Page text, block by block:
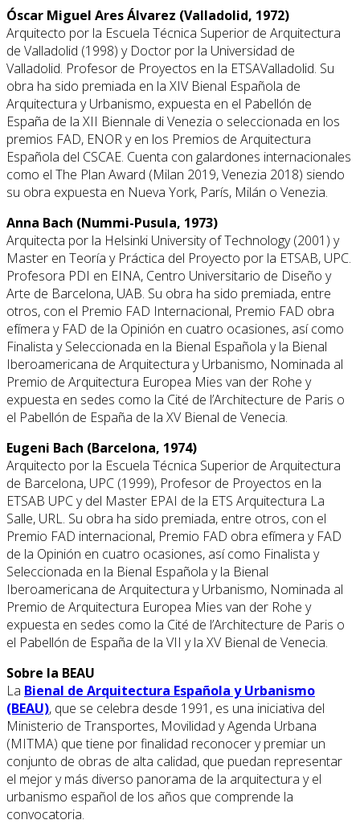
Óscar Miguel Ares Álvarez (Valladolid, 1972)
Arquitecto por la Escuela Técnica Superior de Arquitectura
de Valladolid (1998) y Doctor por la Universidad de
Valladolid. Profesor de Proyectos en la ETSAValladolid. Su
obra ha sido premiada en la XIV Bienal Española de
Arquitectura y Urbanismo, expuesta en el Pabellón de
España de la XII Biennale di Venezia o seleccionada en los
premios FAD, ENOR y en los Premios de Arquitectura
Española del CSCAE. Cuenta con galardones internacionales
como el The Plan Award (Milan 2019, Venezia 2018) siendo
su obra expuesta en Nueva York, París, Milán o Venezia.
Anna Bach (Nummi-Pusula, 1973)
Arquitecta por la Helsinki University of Technology (2001) y
Master en Teoría y Práctica del Proyecto por la ETSAB, UPC.
Profesora PDI en EINA, Centro Universitario de Diseño y
Arte de Barcelona, UAB. Su obra ha sido premiada, entre
otros, con el Premio FAD Internacional, Premio FAD obra
efímera y FAD de la Opinión en cuatro ocasiones, así como
Finalista y Seleccionada en la Bienal Española y la Bienal
Iberoamericana de Arquitectura y Urbanismo, Nominada al
Premio de Arquitectura Europea Mies van der Rohe y
expuesta en sedes como la Cité de l’Architecture de Paris o
el Pabellón de España de la XV Bienal de Venecia.
Eugeni Bach (Barcelona, 1974)
Arquitecto por la Escuela Técnica Superior de Arquitectura
de Barcelona, UPC (1999), Profesor de Proyectos en la
ETSAB UPC y del Master EPAI de la ETS Arquitectura La
Salle, URL. Su obra ha sido premiada, entre otros, con el
Premio FAD internacional, Premio FAD obra efímera y FAD
de la Opinión en cuatro ocasiones, así como Finalista y
Seleccionada en la Bienal Española y la Bienal
Iberoamericana de Arquitectura y Urbanismo, Nominada al
Premio de Arquitectura Europea Mies van der Rohe y
expuesta en sedes como la Cité de l’Architecture de Paris o
el Pabellón de España de la VII y la XV Bienal de Venecia.
Sobre la BEAU
La Bienal de Arquitectura Española y Urbanismo
(BEAU), que se celebra desde 1991, es una iniciativa del
Ministerio de Transportes, Movilidad y Agenda Urbana
(MITMA) que tiene por finalidad reconocer y premiar un
conjunto de obras de alta calidad, que puedan representar
el mejor y más diverso panorama de la arquitectura y el
urbanismo español de los años que comprende la
convocatoria.